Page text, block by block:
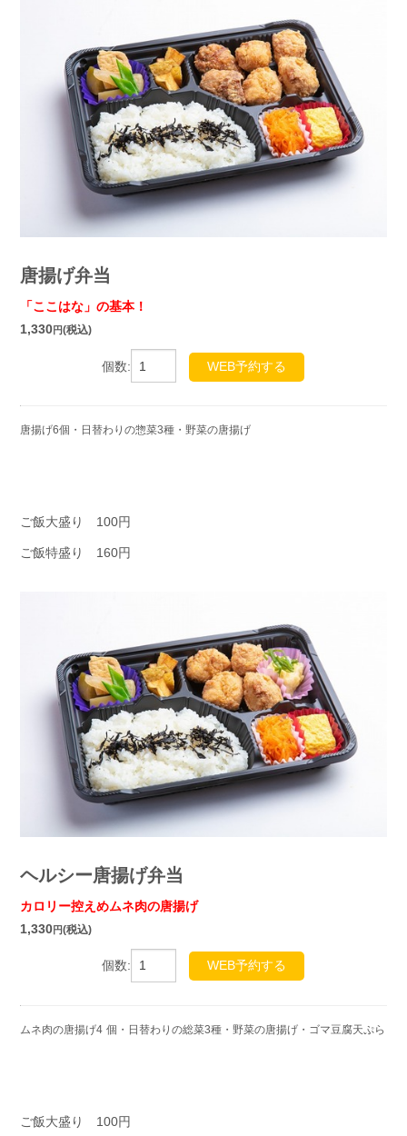
唐揚げ弁当
「ここはな」の基本！
1,330円(税込)
個数: WEB予約する
唐揚げ6個・日替わりの惣菜3種・野菜の唐揚げ
ご飯大盛り 100円
ご飯特盛り 160円
ヘルシー唐揚げ弁当
カロリー控えめムネ肉の唐揚げ
1,330円(税込)
個数: WEB予約する
ムネ肉の唐揚げ4 個・日替わりの総菜3種・野菜の唐揚げ・ゴマ豆腐天ぷら
ご飯大盛り 100円